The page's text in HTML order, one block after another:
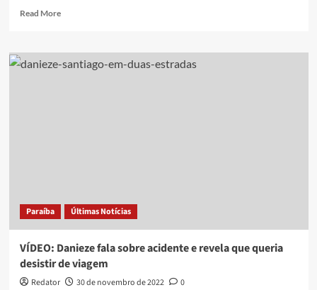
Read MoreRead
Quem
é
Paraíba Últimas Notícias
VÍDEO: Danieze fala sobre acidente e revela que queria
desistir de viagem
Redator 30 de novembro de 2022
0